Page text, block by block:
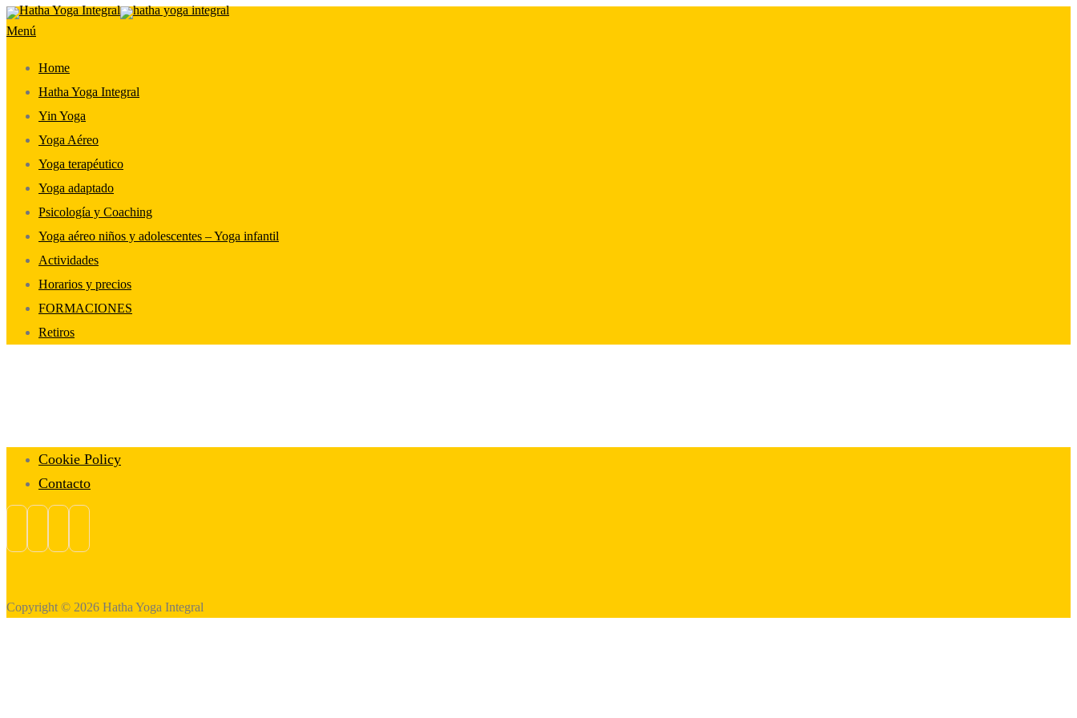
Saltar
al
Menú
Home
Hatha Yoga Integral
Yin Yoga
Yoga Aéreo
Yoga terapéutico
Yoga adaptado
Psicología y Coaching
Yoga aéreo niños y adolescentes – Yoga infantil
Actividades
Horarios y precios
FORMACIONES
Retiros
Cookie Policy
Contacto
Copyright © 2026 Hatha Yoga Integral